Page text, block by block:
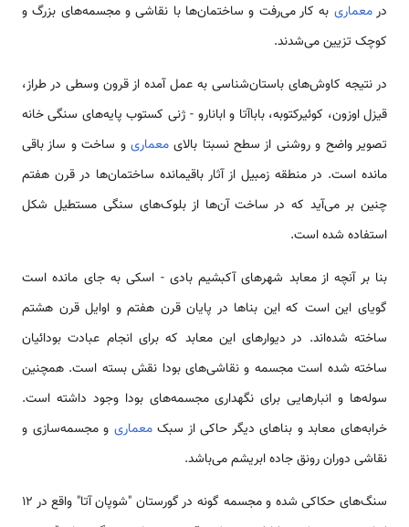
درمعماری به کار‌ می‌رفت و ساختمان‌‌ها با نقاشی و مجسمه‌‌های بزرگ و
کوچک تزیین‌ می‌شدند.
در نتیجه کاوش‌های باستان‌شناسی به عمل آمده از قرون وسطی در طراز،
قیزل اوزون، کوئیرکتوبه، باباآتا و ابانارو - ژنی کستوب پایه‌‌های سنگی خانه
تصویر واضح و روشنی از سطح نسبتا بالایمعماری و ساخت و ساز باقی
مانده است. در منطقه زمبیل از آثار باقیمانده ساختمان‌‌ها در قرن هفتم
چنین بر‌ می‌آید که در ساخت آن‌ها از بلوک‌‌های سنگی مستطیل شکل
استفاده شده است.
بنا بر آنچه از معابد شهر‌های آکبشیم بادی - اسکی به جای مانده است
گویای این است که این بنا‌‌ها در پایان قرن هفتم و اوایل قرن هشتم
ساخته شده‌اند. در دیوار‌های این معابد که برای انجام عبادت بودائیان
ساخته شده است مجسمه و نقاشی‌‌های بودا نقش بسته است. همچنین
سوله‌‌ها و انبار‌هایی برای نگهداری مجسمه‌‌های بودا وجود داشته است.
خرابه‌‌های معابد و بنا‌های دیگر حاکی از سبکمعماری و مجسمه‌سازی و
نقاشی دوران رونق جاده ابریشم‌ می‌باشد.
سنگ‌‌های حکاکی شده و مجسمه گونه در گورستان "شوپان آتا" واقع در ۱۲